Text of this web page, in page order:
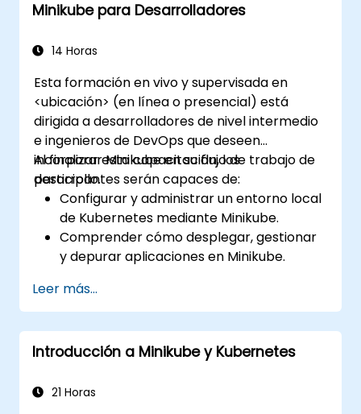
Minikube para Desarrolladores
14 Horas
Esta formación en vivo y supervisada en
<ubicación> (en línea o presencial) está
dirigida a desarrolladores de nivel intermedio
e ingenieros de DevOps que deseen
incorporar Minikube en su flujo de trabajo de
desarrollo.
Al finalizar esta capacitación, los
participantes serán capaces de:
Configurar y administrar un entorno local
de Kubernetes mediante Minikube.
Comprender cómo desplegar, gestionar
y depurar aplicaciones en Minikube.
integración y despliegue continuo.
Optimizar su proceso de desarrollo
aprovechando las características
avanzadas de Minikube.
desarrollo de Kubernetes en local.
Leer más...
Introducción a Minikube y Kubernetes
21 Horas